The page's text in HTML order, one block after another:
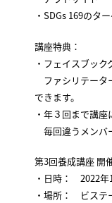
・SDGs 169のタ
講座特典：
・フェイスブッ
ファシリテータ
できます。
・年３回まで講座
毎回違うメンバ
第3回養成講座 開
・日時： 2022年
・場所： ビステ